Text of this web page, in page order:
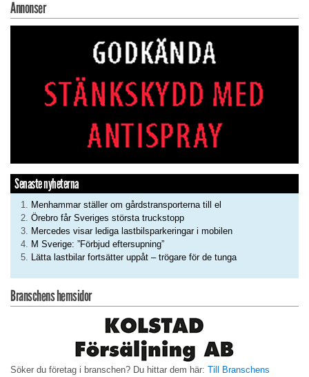
Annonser
Senaste nyheterna
Menhammar ställer om gårdstransporterna till el
Örebro får Sveriges största truckstopp
Mercedes visar lediga lastbilsparkeringar i mobilen
M Sverige: ”Förbjud eftersupning”
Lätta lastbilar fortsätter uppåt – trögare för de tunga
Branschens hemsidor
Söker du företag i branschen? Du hittar dem här: Till Branschens